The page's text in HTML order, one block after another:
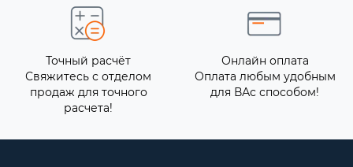
Точный расчёт
Свяжитесь с отделом
продаж для точного
расчета!
Онлайн оплата
Оплата любым удобным
для ВАс способом!